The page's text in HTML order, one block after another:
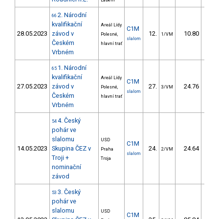
28.05.2023
66 2. Národní
kvalifikační
závod v
Českém
Vrbném
Areál Lídy
Polesné,
hlavní trať
C1M
slalom
12. 1/VM 10.80
27.05.2023
65 1. Národní
kvalifikační
závod v
Českém
Vrbném
Areál Lídy
Polesné,
hlavní trať
C1M
slalom
27. 3/VM 24.76
14.05.2023
54 4. Český
pohár ve
slalomu
Skupina ČEZ v
Troji +
nominační
závod
USD
Praha
Troja
C1M
slalom
24. 2/VM 24.64
53 3. Český
pohár ve
slalomu
USD
C1M